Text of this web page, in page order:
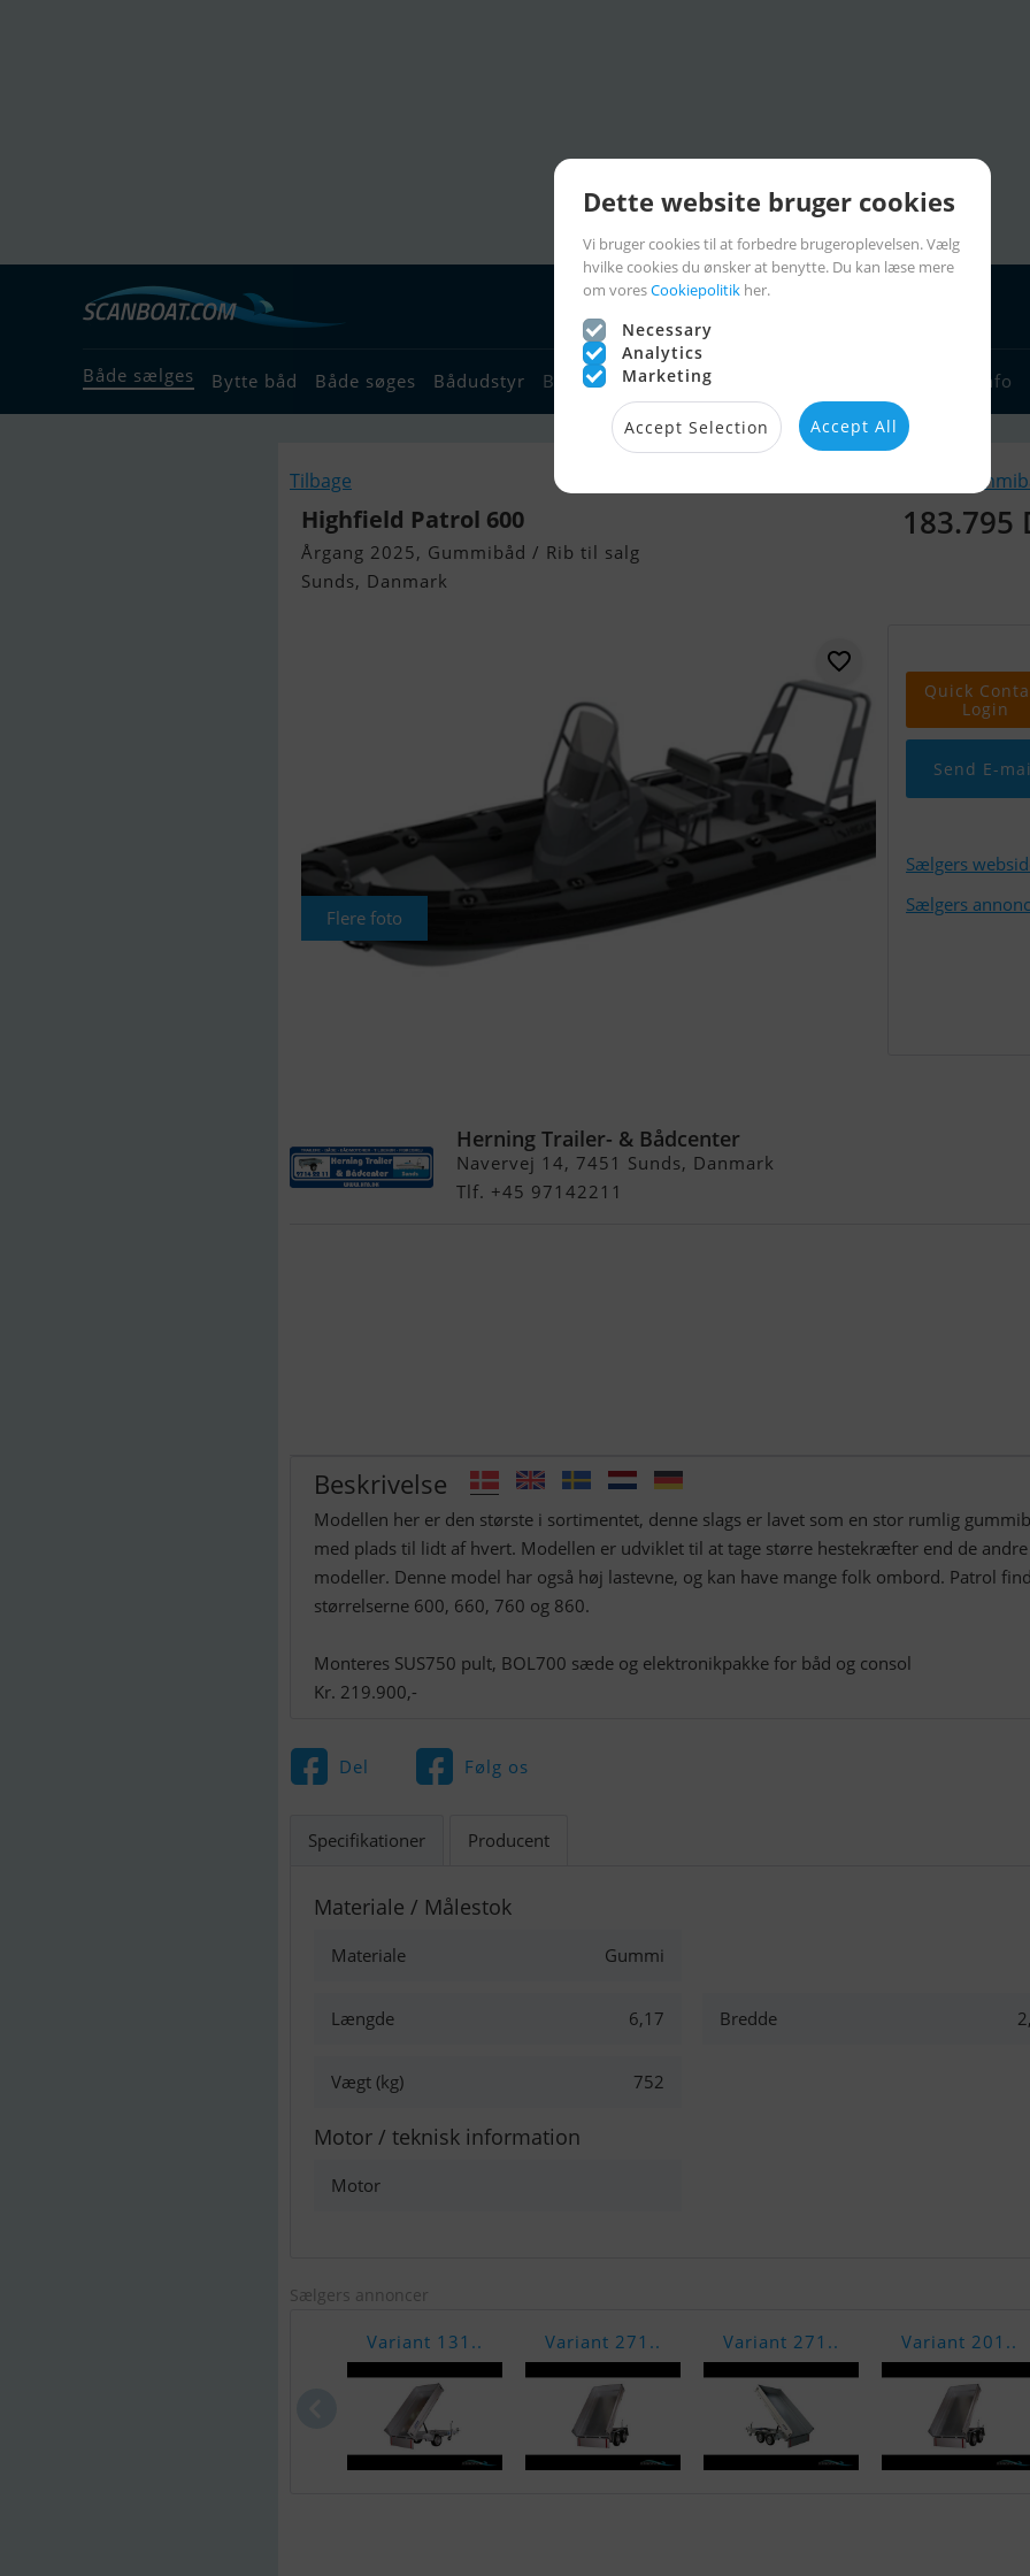
Både sælges Bytte båd Både søges Bådudstyr Bådforhandlere Sejlerlinks Sejlerinfo
Tilbage Lignende
Highfield Patrol 600
Årgang 2025, Gummibåd / Rib til salg
Sunds, Danmark
183.795
Flere foto
Quick
Login
Send E-
Sælgers
Sælgers
Herning Trailer- & Bådcenter
Navervej 14, 7451 Sunds, Danmark
Tlf. +45 97142211
Beskrivelse
Modellen her er den største i sortimentet, denne slags er lavet som en stor rumlig
med plads til lidt af hvert. Modellen er udviklet til at tage større hestekræfter end de andre
modeller. Denne model har også høj lastevne, og kan have mange folk ombord. Patrol
størrelserne 600, 660, 760 og 860.
Monteres SUS750 pult, BOL700 sæde og elektronikpakke for båd og consol
Kr. 219.900,-
Del Følg os
Specifikationer Producent
Materiale / Målestok
Materiale Gummi
Længde 6,17 Bredde
Vægt (kg) 752
Motor / teknisk information
Motor
Sælgers annoncer
Variant 131.. Variant 271.. Variant 271.. Variant 201..
Dette website bruger cookies
Vi bruger cookies til at forbedre brugeroplevelsen. Vælg
hvilke cookies du ønsker at benytte. Du kan læse mere
om voresCookiepolitik her.
Necessary
Analytics
Marketing
Accept Selection Accept All